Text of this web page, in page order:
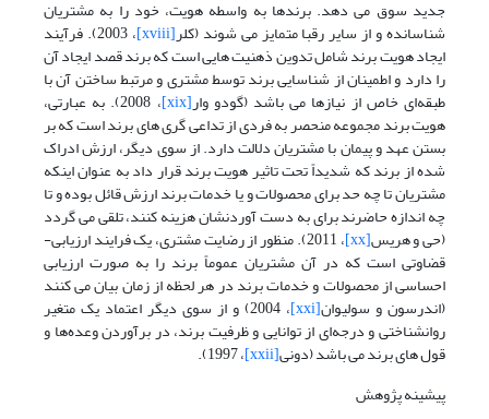
جدید سوق می دهد. برندها به واسطه هویت، خود را به مشتریان
شناسانده و از سایر رقبا متمایز می شوند (کلر[xviii] ، 2003). فرآیند
ایجاد هویت برند شامل تدوین ذهنیت هایی است که برند قصد ایجاد آن
را دارد و اطمینان از شناسایی برند توسط مشتری و مرتبط ساختن آن با
طبقه‌ای خاص از نیازها می باشد (گودو وار[xix] ، 2008). به عبارتی،
هویت برند مجموعه منحصر به فردی از تداعی گری های برند است که بر
بستن عهد و پیمان با مشتریان دلالت دارد. از سوی دیگر، ارزش ادراک
شده از برند که شدیداً تحت تاثیر هویت برند قرار داد به عنوان اینکه
مشتریان تا چه حد برای محصولات و یا خدمات برند ارزش قائل بوده و تا
چه اندازه حاضرند برای به دست آوردنشان هزینه کنند، تلقی می گردد
(حی و هریس[xx] ، 2011). منظور از رضایت مشتری، یک فرایند ارزیابی-
قضاوتی است که در آن مشتریان عموماً برند را به صورت ارزیابی
احساسی از محصولات و خدمات برند در هر لحظه از زمان بیان می کنند
(اندرسون و سولیوان[xxi] ، 2004) و از سوی دیگر اعتماد یک متغیر
روانشناختی و درجه‌ای از توانایی و ظرفیت برند، در برآوردن وعده‌ها و
قول های برند می باشد (دونی[xxii]
، 1997).
پیشینه پژوهش